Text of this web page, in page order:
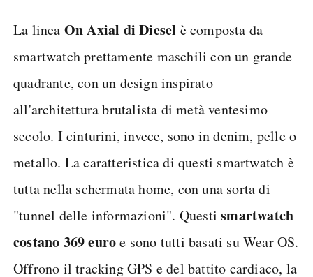
La linea On Axial di Diesel è composta da
smartwatch prettamente maschili con un grande
quadrante, con un design inspirato
all'architettura brutalista di metà ventesimo
secolo. I cinturini, invece, sono in denim, pelle o
metallo. La caratteristica di questi smartwatch è
tutta nella schermata home, con una sorta di
"tunnel delle informazioni". Questismartwatch
costano 369 euroe sono tutti basati su Wear OS.
Offrono il tracking GPS e del battito cardiaco, la